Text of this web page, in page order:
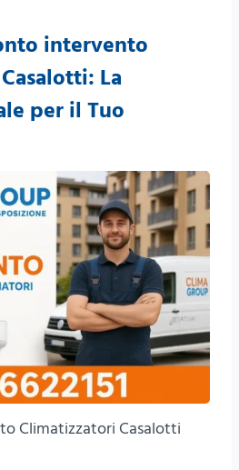
intervento
La
per il Tuo
Climatizzatori Casalotti